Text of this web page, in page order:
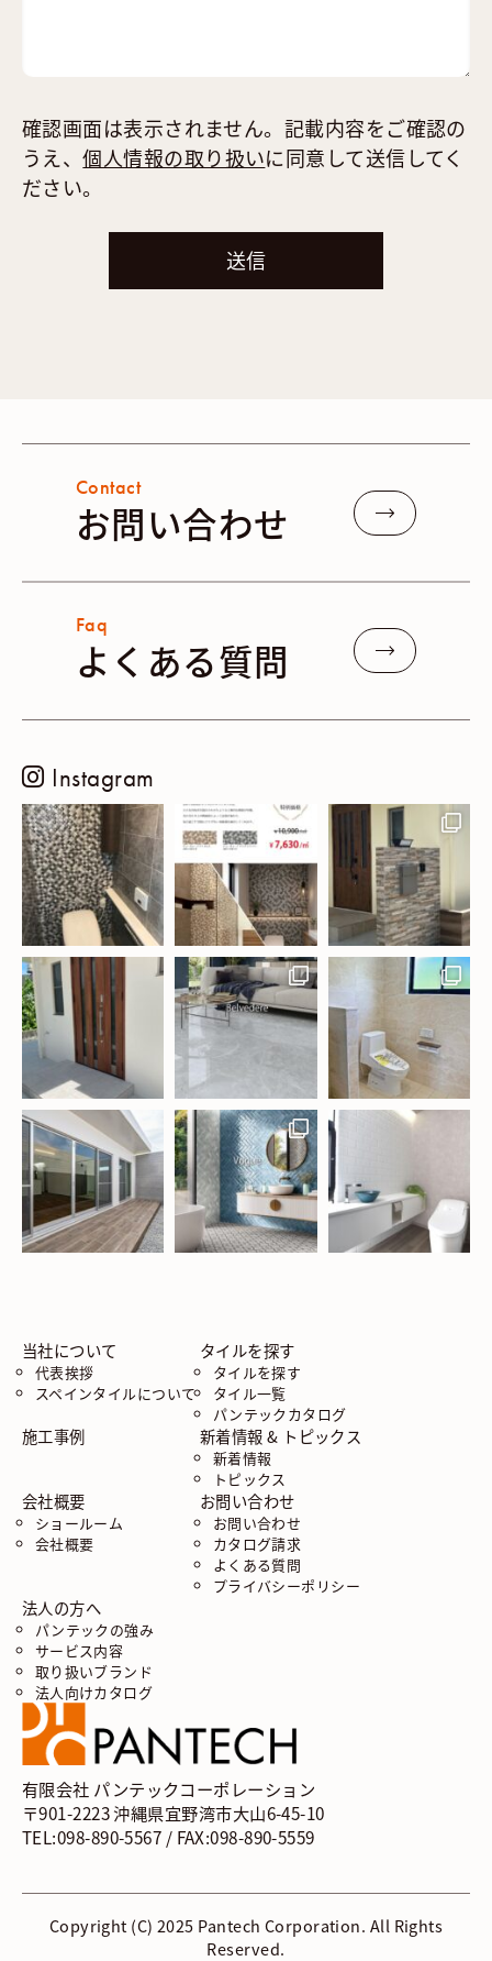
確認画面は表示されません。記載内容をご確認の
うえ、個人情報の取り扱いに同意して送信してく
ださい。
Contact
お問い合わせ
Faq
よくある質問
Instagram
当社について
代表挨拶
スペインタイルについて
タイルを探す
タイルを探す
タイル一覧
パンテックカタログ
施工事例 新着情報 & トピックス
新着情報
トピックス
会社概要
ショールーム
会社概要
お問い合わせ
お問い合わせ
カタログ請求
よくある質問
プライバシーポリシー
法人の方へ
パンテックの強み
サービス内容
取り扱いブランド
法人向けカタログ
有限会社 パンテックコーポレーション
〒901-2223 沖縄県宜野湾市大山6-45-10
TEL:098-890-5567 / FAX:098-890-5559
Copyright (C) 2025 Pantech Corporation. All Rights
Reserved.